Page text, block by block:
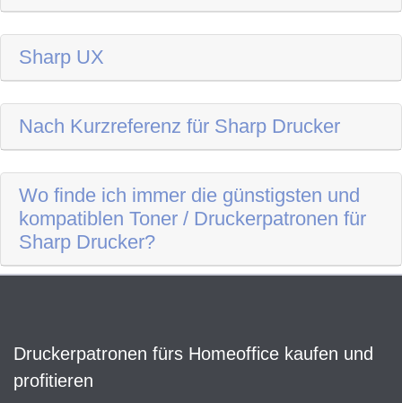
Sharp UX
Nach Kurzreferenz für Sharp Drucker
Wo finde ich immer die günstigsten und
kompatiblen Toner / Druckerpatronen für
Sharp Drucker?
Druckerpatronen fürs Homeoffice kaufen und
profitieren